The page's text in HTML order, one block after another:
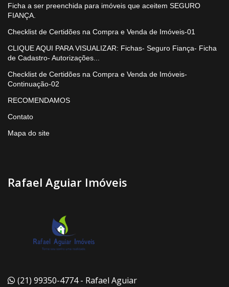
Ficha a ser preenchida para imóveis que aceitem SEGURO
FIANÇA.
Checklist de Certidões na Compra e Venda de Imóveis-01
CLIQUE AQUI PARA VISUALIZAR: Fichas- Seguro Fiança- Ficha
de Cadastro- Autorizações...
Checklist de Certidões na Compra e Venda de Imóveis-
Continuação-02
RECOMENDAMOS
Contato
Mapa do site
Rafael Aguiar Imóveis
(21) 99350-4774 - Rafael Aguiar